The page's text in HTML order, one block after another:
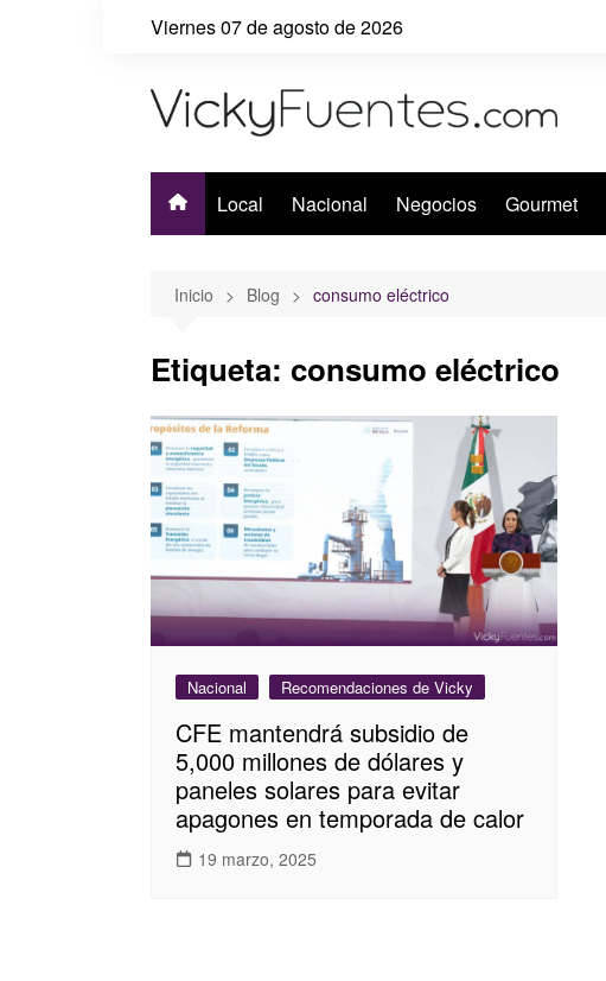
Viernes 07 de agosto de 2026
Local Nacional Negocios Gourmet
Inicio Blog consumo eléctrico
Etiqueta: consumo eléctrico
Nacional Recomendaciones de Vicky
CFE mantendrá subsidio de
5,000 millones de dólares y
paneles solares para evitar
apagones en temporada de calor
19 marzo, 2025